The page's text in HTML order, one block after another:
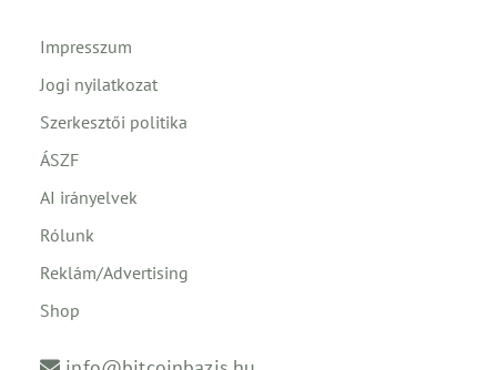
Impresszum
Jogi nyilatkozat
Szerkesztői politika
ÁSZF
AI irányelvek
Rólunk
Reklám/Advertising
Shop